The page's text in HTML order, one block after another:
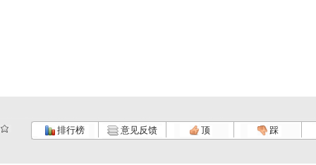
排行榜 意见反馈 顶 踩